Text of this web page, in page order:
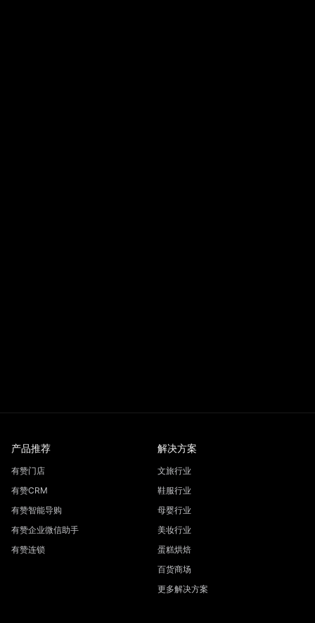
产品推荐
有赞门店
有赞CRM
有赞智能导购
有赞企业微信助手
有赞连锁
解决方案
文旅行业
鞋服行业
母婴行业
美妆行业
蛋糕烘焙
百货商场
更多解决方案